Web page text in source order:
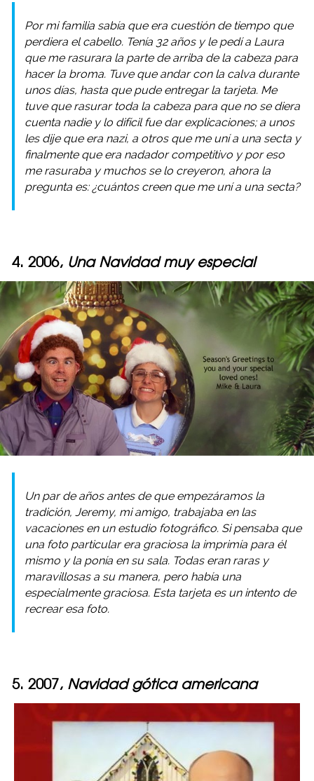
Por mi familia sabía que era cuestión de tiempo que
perdiera el cabello. Tenía 32 años y le pedí a Laura
que me rasurara la parte de arriba de la cabeza para
hacer la broma. Tuve que andar con la calva durante
unos días, hasta que pude entregar la tarjeta. Me
tuve que rasurar toda la cabeza para que no se diera
cuenta nadie y lo difícil fue dar explicaciones; a unos
les dije que era nazi, a otros que me uní a una secta y
finalmente que era nadador competitivo y por eso
me rasuraba y muchos se lo creyeron, ahora la
pregunta es: ¿cuántos creen que me uní a una secta?
4. 2006, Una Navidad muy especial
Un par de años antes de que empezáramos la
tradición, Jeremy, mi amigo, trabajaba en las
vacaciones en un estudio fotográfico. Si pensaba que
una foto particular era graciosa la imprimía para él
mismo y la ponía en su sala. Todas eran raras y
maravillosas a su manera, pero había una
especialmente graciosa. Esta tarjeta es un intento de
recrear esa foto.
5. 2007, Navidad gótica americana